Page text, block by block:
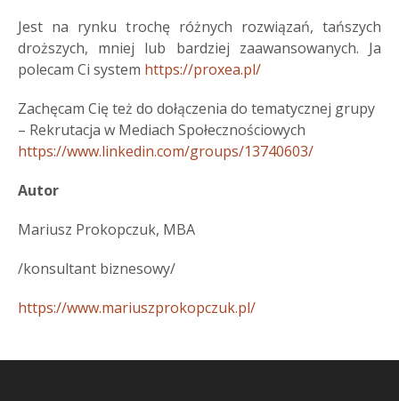
Jest na rynku trochę różnych rozwiązań, tańszych
droższych, mniej lub bardziej zaawansowanych. Ja
polecam Ci system https://proxea.pl/
Zachęcam Cię też do dołączenia do tematycznej grupy
– Rekrutacja w Mediach Społecznościowych
https://www.linkedin.com/groups/13740603/
Autor
Mariusz Prokopczuk, MBA
/konsultant biznesowy/
https://www.mariuszprokopczuk.pl/